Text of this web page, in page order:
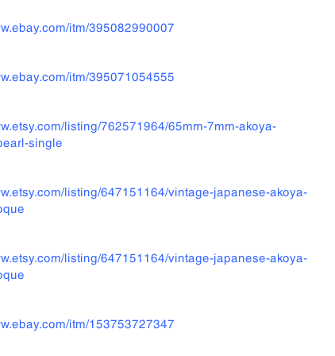
itm/395082990007
itm/395071054555
listing/762571964/65mm-7mm-akoya-
single
listing/647151164/vintage-japanese-akoya-
listing/647151164/vintage-japanese-akoya-
itm/153753727347